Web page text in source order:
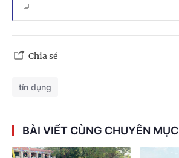
Chia sẻ
tín dụng
BÀI VIẾT CÙNG CHUYÊN MỤC